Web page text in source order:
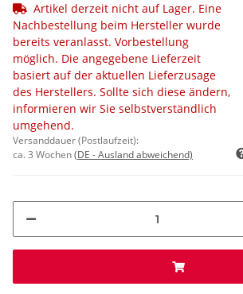
Artikel derzeit nicht auf Lager. Eine
Nachbestellung beim Hersteller wurde
bereits veranlasst. Vorbestellung
möglich. Die angegebene Lieferzeit
basiert auf der aktuellen Lieferzusage
des Herstellers. Sollte sich diese ändern,
informieren wir Sie selbstverständlich
umgehend.
Versanddauer (Postlaufzeit):
ca. 3 Wochen(DE - Ausland abweichend)